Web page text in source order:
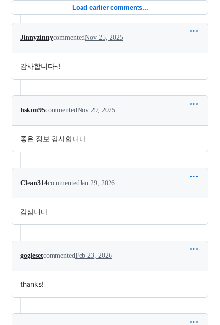
Load earlier comments...
JinnyzinnycommentedNov 25, 2025
감사합니다~!
hskim95commentedNov 29, 2025
좋은 정보 감사합니다
Clean314commentedJan 29, 2026
감삼니다
goglesetcommentedFeb 23, 2026
thanks!